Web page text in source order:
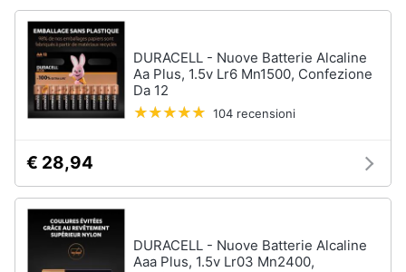
DURACELL - Nuove Batterie Alcaline
Aa Plus, 1.5v Lr6 Mn1500, Confezione
Da 12
104 recensioni
€ 28,94
DURACELL - Nuove Batterie Alcaline
Aaa Plus, 1.5v Lr03 Mn2400,